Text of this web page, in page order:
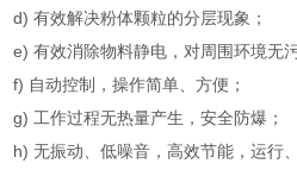
d) 有效解决粉体颗粒的分层现象；
e) 有效消除物料静电，对周围环境无
f) 自动控制，操作简单、方便；
g) 工作过程无热量产生，安全防爆；
h) 无振动、低噪音，高效节能，运行